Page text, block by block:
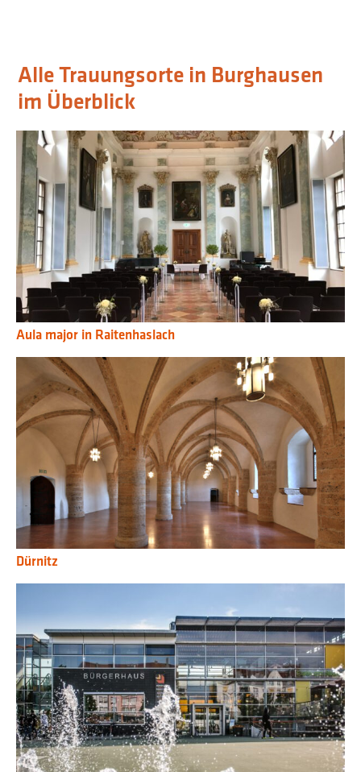
Alle Trauungsorte in Burghausen
im Überblick
Aula major in Raitenhaslach
Dürnitz